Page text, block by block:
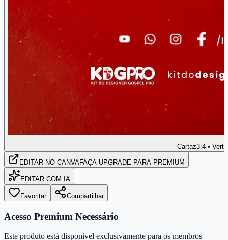
Cartaz3:4 •
EDITAR NO CANVAFAÇA UPGRADE PARA PREMIUM
EDITAR COM IA
Favoritar Compartilhar
Acesso Premium Necessário
Este produto está disponível exclusivamente para os membros